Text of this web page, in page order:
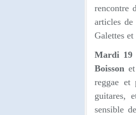
rencontre
articles
Galettes
Mardi 19
Boisson
reggae et
guitares,
sensible